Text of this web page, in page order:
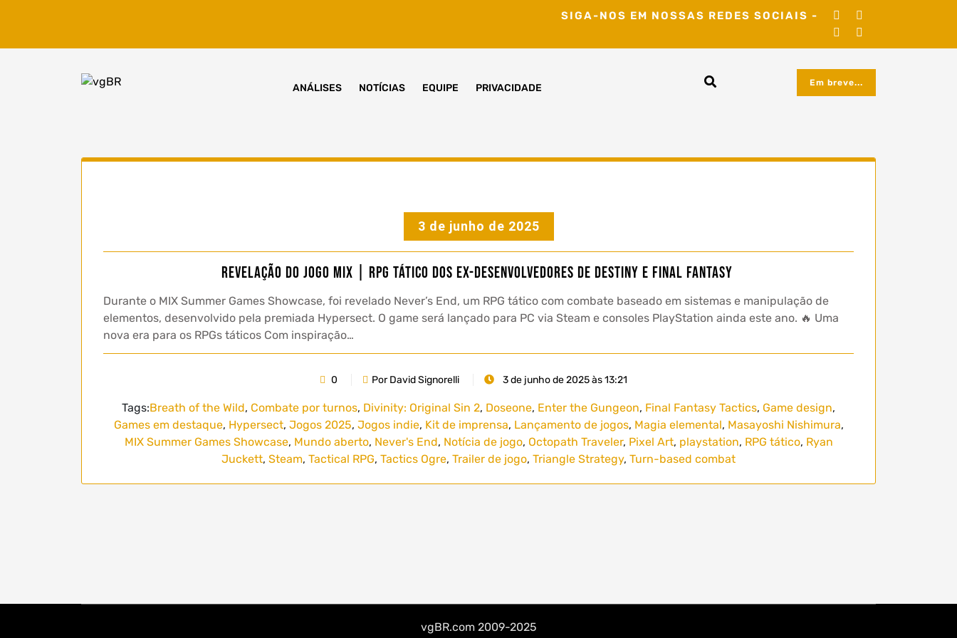
SIGA-NOS EM NOSSAS REDES SOCIAIS -
ANÁLISES NOTÍCIAS EQUIPE PRIVACIDADE Em breve...
3 de junho de 2025
Revelação do Jogo MIX | RPG Tático dos Ex-Desenvolvedores de Destiny e Final Fantasy
Durante o MIX Summer Games Showcase, foi revelado Never’s End, um RPG tático com combate baseado em sistemas e manipulação de
elementos, desenvolvido pela premiada Hypersect. O game será lançado para PC via Steam e consoles PlayStation ainda este ano. 🔥 Uma
nova era para os RPGs táticos Com inspiração…
0 Por David Signorelli 3 de junho de 2025 às 13:21
Tags:Breath of the Wild, Combate por turnos, Divinity: Original Sin 2, Doseone, Enter the Gungeon, Final Fantasy Tactics, Game design,
Games em destaque, Hypersect, Jogos 2025, Jogos indie, Kit de imprensa, Lançamento de jogos, Magia elemental, Masayoshi Nishimura,
MIX Summer Games Showcase, Mundo aberto, Never's End, Notícia de jogo, Octopath Traveler, Pixel Art, playstation, RPG tático, Ryan
Juckett, Steam, Tactical RPG, Tactics Ogre, Trailer de jogo, Triangle Strategy, Turn-based combat
vgBR.com 2009-2025